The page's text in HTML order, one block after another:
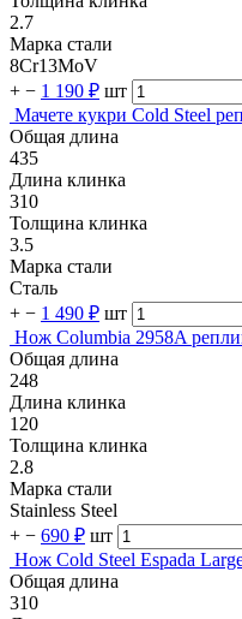
2.7
Марка стали
8Cr13MoV
+ − 1 190 ₽ шт
Мачете кукри Cold Steel
Общая длина
435
Длина клинка
310
Толщина клинка
3.5
Марка стали
Сталь
+ − 1 490 ₽ шт
Нож Columbia 2958A
Общая длина
248
Длина клинка
120
Толщина клинка
2.8
Марка стали
Stainless Steel
+ − 690 ₽ шт
Нож Cold Steel Espada
Общая длина
310